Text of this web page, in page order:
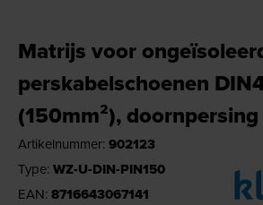
Matrijs voor
perskabelschoenen
(150mm²), doornpersing
Artikelnummer: 902123
Type: WZ-U-DIN-PIN150
EAN: 8716643067141